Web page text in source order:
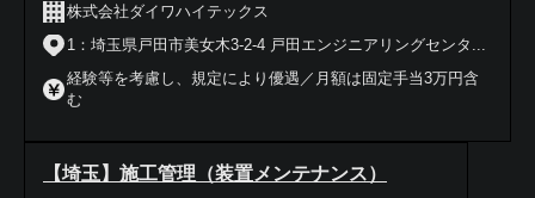
株式会社ダイワハイテックス
1：埼玉県戸田市美女木3-2-4 戸田エンジニアリングセンタ...
経験等を考慮し、規定により優遇／月額は固定手当3万円含
む
【埼玉】施工管理（装置メンテナンス）